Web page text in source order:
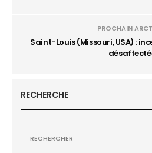
PROCHAIN
Saint-Louis (Missouri, USA) :
RECHERCHE